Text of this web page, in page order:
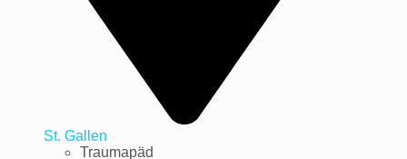
St. Gallen
Traumapäd